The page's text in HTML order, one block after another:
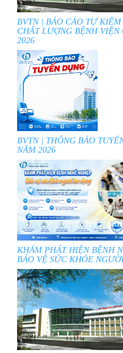
BVTN | BÁO CÁO TỰ
CHẤT LƯỢNG BỆNH
2026
BVTN | THÔNG BÁO
NĂM 2026
KHÁM PHÁT HIỆN BỆNH
BẢO VỆ SỨC KHỎE